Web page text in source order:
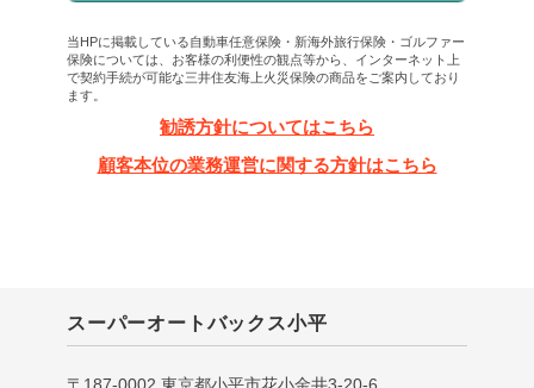
当HPに掲載している自動車任意保険・新海外旅行保険・ゴルファー
保険については、お客様の利便性の観点等から、インターネット上
で契約手続が可能な三井住友海上火災保険の商品をご案内しており
ます。
勧誘方針についてはこちら
顧客本位の業務運営に関する方針はこちら
スーパーオートバックス小平